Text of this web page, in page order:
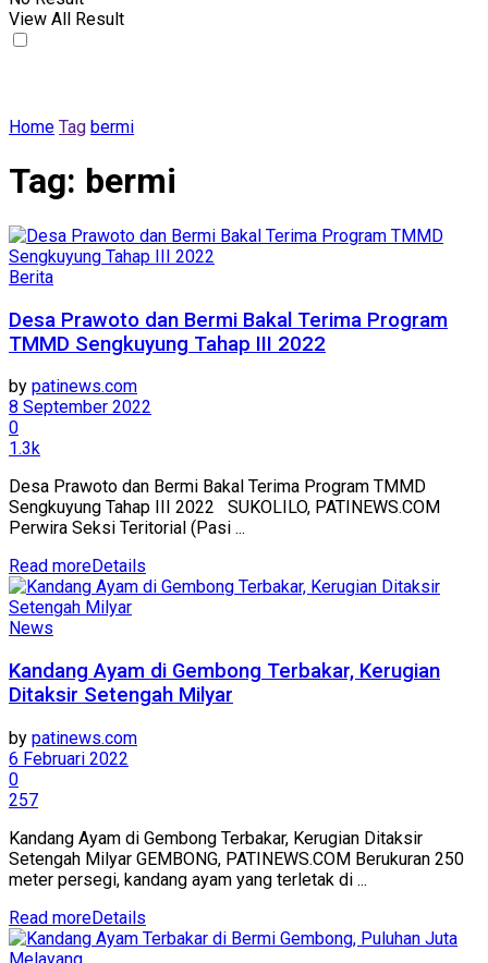
View All Result
Home Tag bermi
Tag: bermi
Berita
Desa Prawoto dan Bermi Bakal Terima Program
TMMD Sengkuyung Tahap III 2022
by patinews.com
8 September 2022
0
1.3k
Desa Prawoto dan Bermi Bakal Terima Program TMMD
Sengkuyung Tahap III 2022 SUKOLILO, PATINEWS.COM
Perwira Seksi Teritorial (Pasi ...
Read moreDetails
News
Kandang Ayam di Gembong Terbakar, Kerugian
Ditaksir Setengah Milyar
by patinews.com
6 Februari 2022
0
257
Kandang Ayam di Gembong Terbakar, Kerugian Ditaksir
Setengah Milyar GEMBONG, PATINEWS.COM Berukuran 250
meter persegi, kandang ayam yang terletak di ...
Read moreDetails